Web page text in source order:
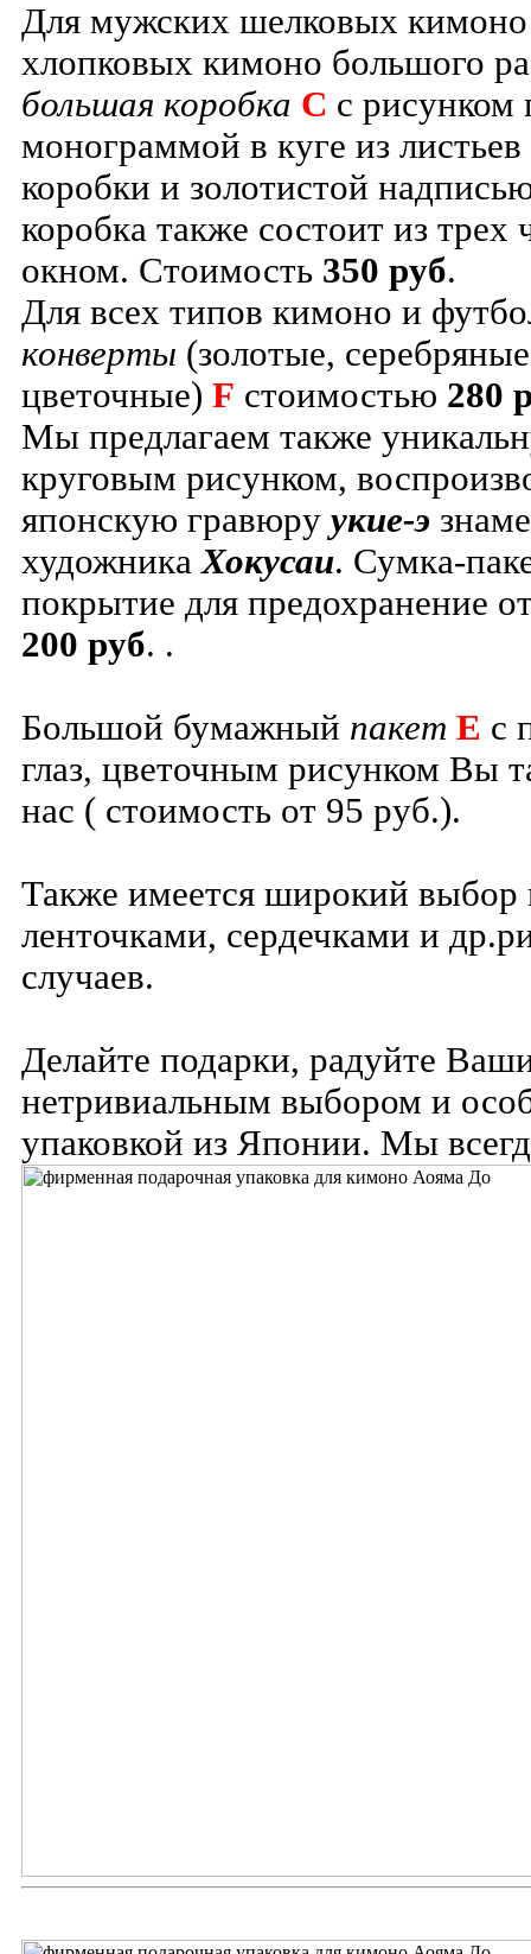
Для мужских шелковых
хлопковых кимоно большого
большая коробка C с
монограммой в куге из
коробки и золотистой
коробка также состоит из трех
окном. Стоимость 350 руб.
Для всех типов кимоно и
конверты (золотые,
цветочные) F стоимостью 280
Мы предлагаем также
круговым рисунком,
японскую гравюру укие-э
художникаХокусаи. Сумка-
покрытие для предохранение
200 руб. .
Большой бумажный пакет Е с
глаз, цветочным рисунком Вы
нас ( стоимость от 95 руб.).
Также имеется широкий выбор
ленточками, сердечками и
случаев.
Делайте подарки, радуйте
нетривиальным выбором и
упаковкой из Японии. Мы